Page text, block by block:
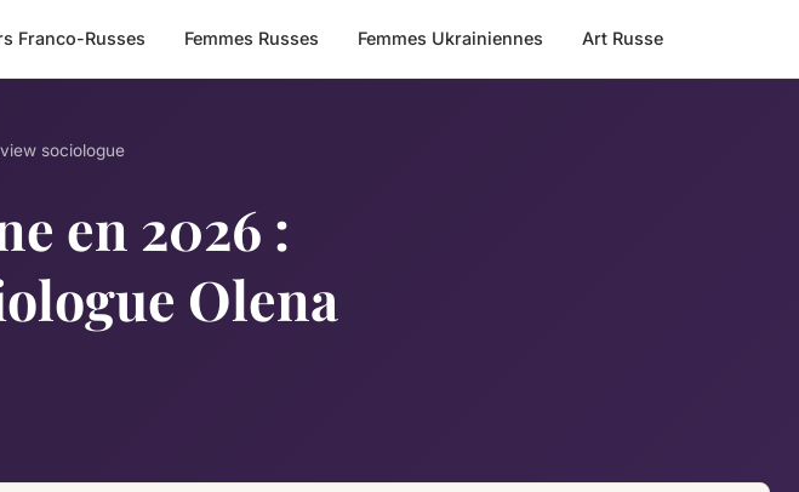
Franco-Russes Femmes Russes Femmes Ukrainiennes Art Russe
sociologue
en 2026 :
Olena